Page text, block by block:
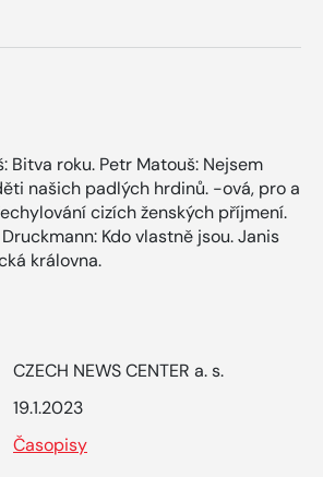
Bitva roku. Petr Matouš: Nejsem
našich padlých hrdinů. -ová, pro a
cizích ženských příjmení.
Kdo vlastně jsou. Janis
královna.
CZECH NEWS CENTER a. s.
19.1.2023
Časopisy